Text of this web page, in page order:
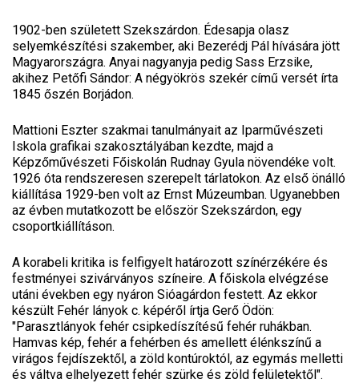
1902-ben született Szekszárdon. Édesapja olasz
selyemkészítési szakember, aki Bezerédj Pál hívására jött
Magyarországra. Anyai nagyanyja pedig Sass Erzsike,
akihez Petőfi Sándor: A négyökrös szekér című versét írta
1845 őszén Borjádon.
Mattioni Eszter szakmai tanulmányait az Iparművészeti
Iskola grafikai szakosztályában kezdte, majd a
Képzőművészeti Főiskolán Rudnay Gyula növendéke volt.
1926 óta rendszeresen szerepelt tárlatokon. Az első önálló
kiállítása 1929-ben volt az Ernst Múzeumban. Ugyanebben
az évben mutatkozott be először Szekszárdon, egy
csoportkiállításon.
A korabeli kritika is felfigyelt határozott színérzékére és
festményei szivárványos színeire. A főiskola elvégzése
utáni években egy nyáron Sióagárdon festett. Az ekkor
készült Fehér lányok c. képéről írtja Gerő Ödön:
"Parasztlányok fehér csipkedíszítésű fehér ruhákban.
Hamvas kép, fehér a fehérben és amellett élénkszínű a
virágos fejdíszektől, a zöld kontúroktól, az egymás melletti
és váltva elhelyezett fehér szürke és zöld felületektől".